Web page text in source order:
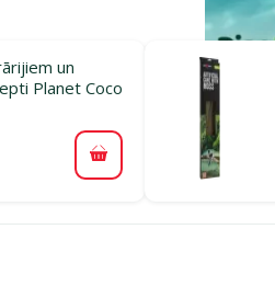
un
Planet Coco
Pievienot grozam